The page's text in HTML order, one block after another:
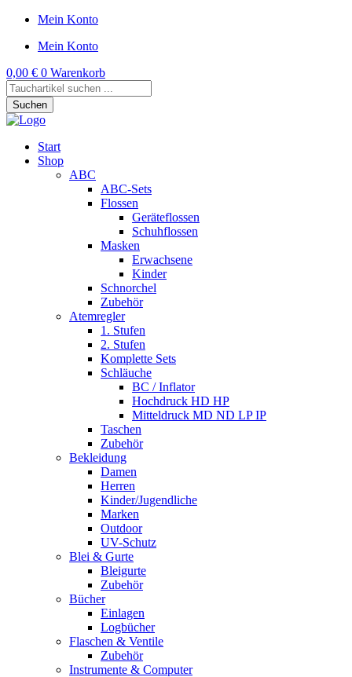
Mein Konto
Mein Konto
0,00 € 0 Warenkorb
Products
search
Suchen
Start
Shop
ABC
ABC-Sets
Flossen
Geräteflossen
Schuhflossen
Masken
Erwachsene
Kinder
Schnorchel
Zubehör
Atemregler
1. Stufen
2. Stufen
Komplette Sets
Schläuche
BC / Inflator
Hochdruck HD HP
Mitteldruck MD ND LP IP
Taschen
Zubehör
Bekleidung
Damen
Herren
Kinder/Jugendliche
Marken
Outdoor
UV-Schutz
Blei & Gurte
Bleigurte
Zubehör
Bücher
Einlagen
Logbücher
Flaschen & Ventile
Zubehör
Instrumente & Computer